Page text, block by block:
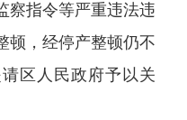
察指令等严重违法违
顿，经停产整顿仍不
区人民政府予以关